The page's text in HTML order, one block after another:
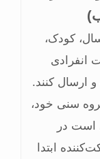
(خردسال، کودک،
انفرادی
ارسال کنند.
سنی خود،
است در
ابتدا